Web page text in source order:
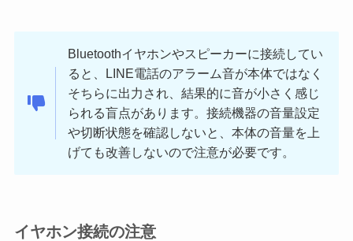
Bluetoothイヤホンやスピーカーに接続してい
ると、LINE電話のアラーム音が本体ではなく
そちらに出力され、結果的に音が小さく感じ
られる盲点があります。接続機器の音量設定
や切断状態を確認しないと、本体の音量を上
げても改善しないので注意が必要です。
イヤホン接続の注意